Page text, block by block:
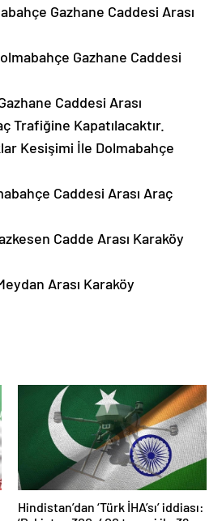
Gazhane Caddesi Arası
Gazhane Caddesi
Caddesi Arası
Trafiğine Kapatılacaktır.
Kesişimi İle Dolmabahçe
Caddesi Arası Araç
Cadde Arası Karaköy
Arası Karaköy
Hindistan’dan ‘Türk İHA’sı’ iddiası: